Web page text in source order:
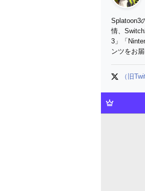
Splatoon3
情、
3」「
ンツをお届
（旧